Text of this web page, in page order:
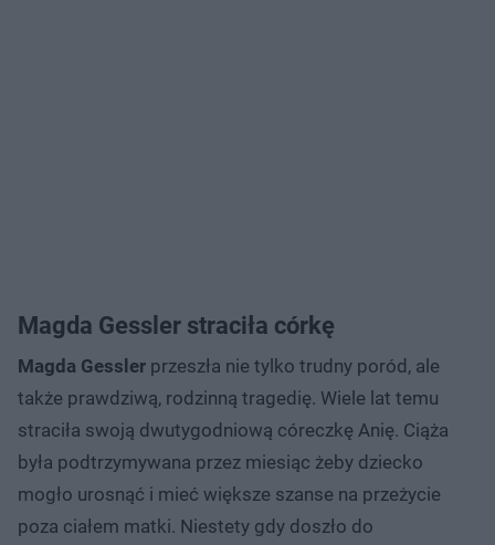
Magda Gessler straciła córkę
Magda Gessler przeszła nie tylko trudny poród, ale
także prawdziwą, rodzinną tragedię. Wiele lat temu
straciła swoją dwutygodniową córeczkę Anię. Ciąża
była podtrzymywana przez miesiąc żeby dziecko
mogło urosnąć i mieć większe szanse na przeżycie
poza ciałem matki. Niestety gdy doszło do